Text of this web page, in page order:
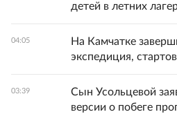
детей в летних
04:05
На Камчатке
экспедиция,
03:39
Сын Усольцевой
версии о побеге